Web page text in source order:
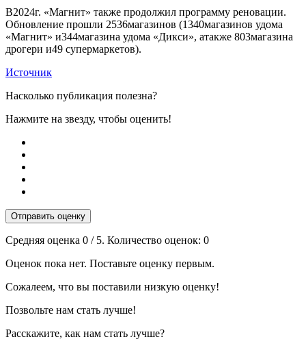
В2024г. «Магнит» также продолжил программу реновации.
Обновление прошли 2536магазинов (1340магазинов удома
«Магнит» и344магазина удома «Дикси», атакже 803магазина
дрогери и49 супермаркетов).
Источник
Насколько публикация полезна?
Нажмите на звезду, чтобы оценить!
Отправить оценку
Средняя оценка 0 / 5. Количество оценок: 0
Оценок пока нет. Поставьте оценку первым.
Сожалеем, что вы поставили низкую оценку!
Позвольте нам стать лучше!
Расскажите, как нам стать лучше?